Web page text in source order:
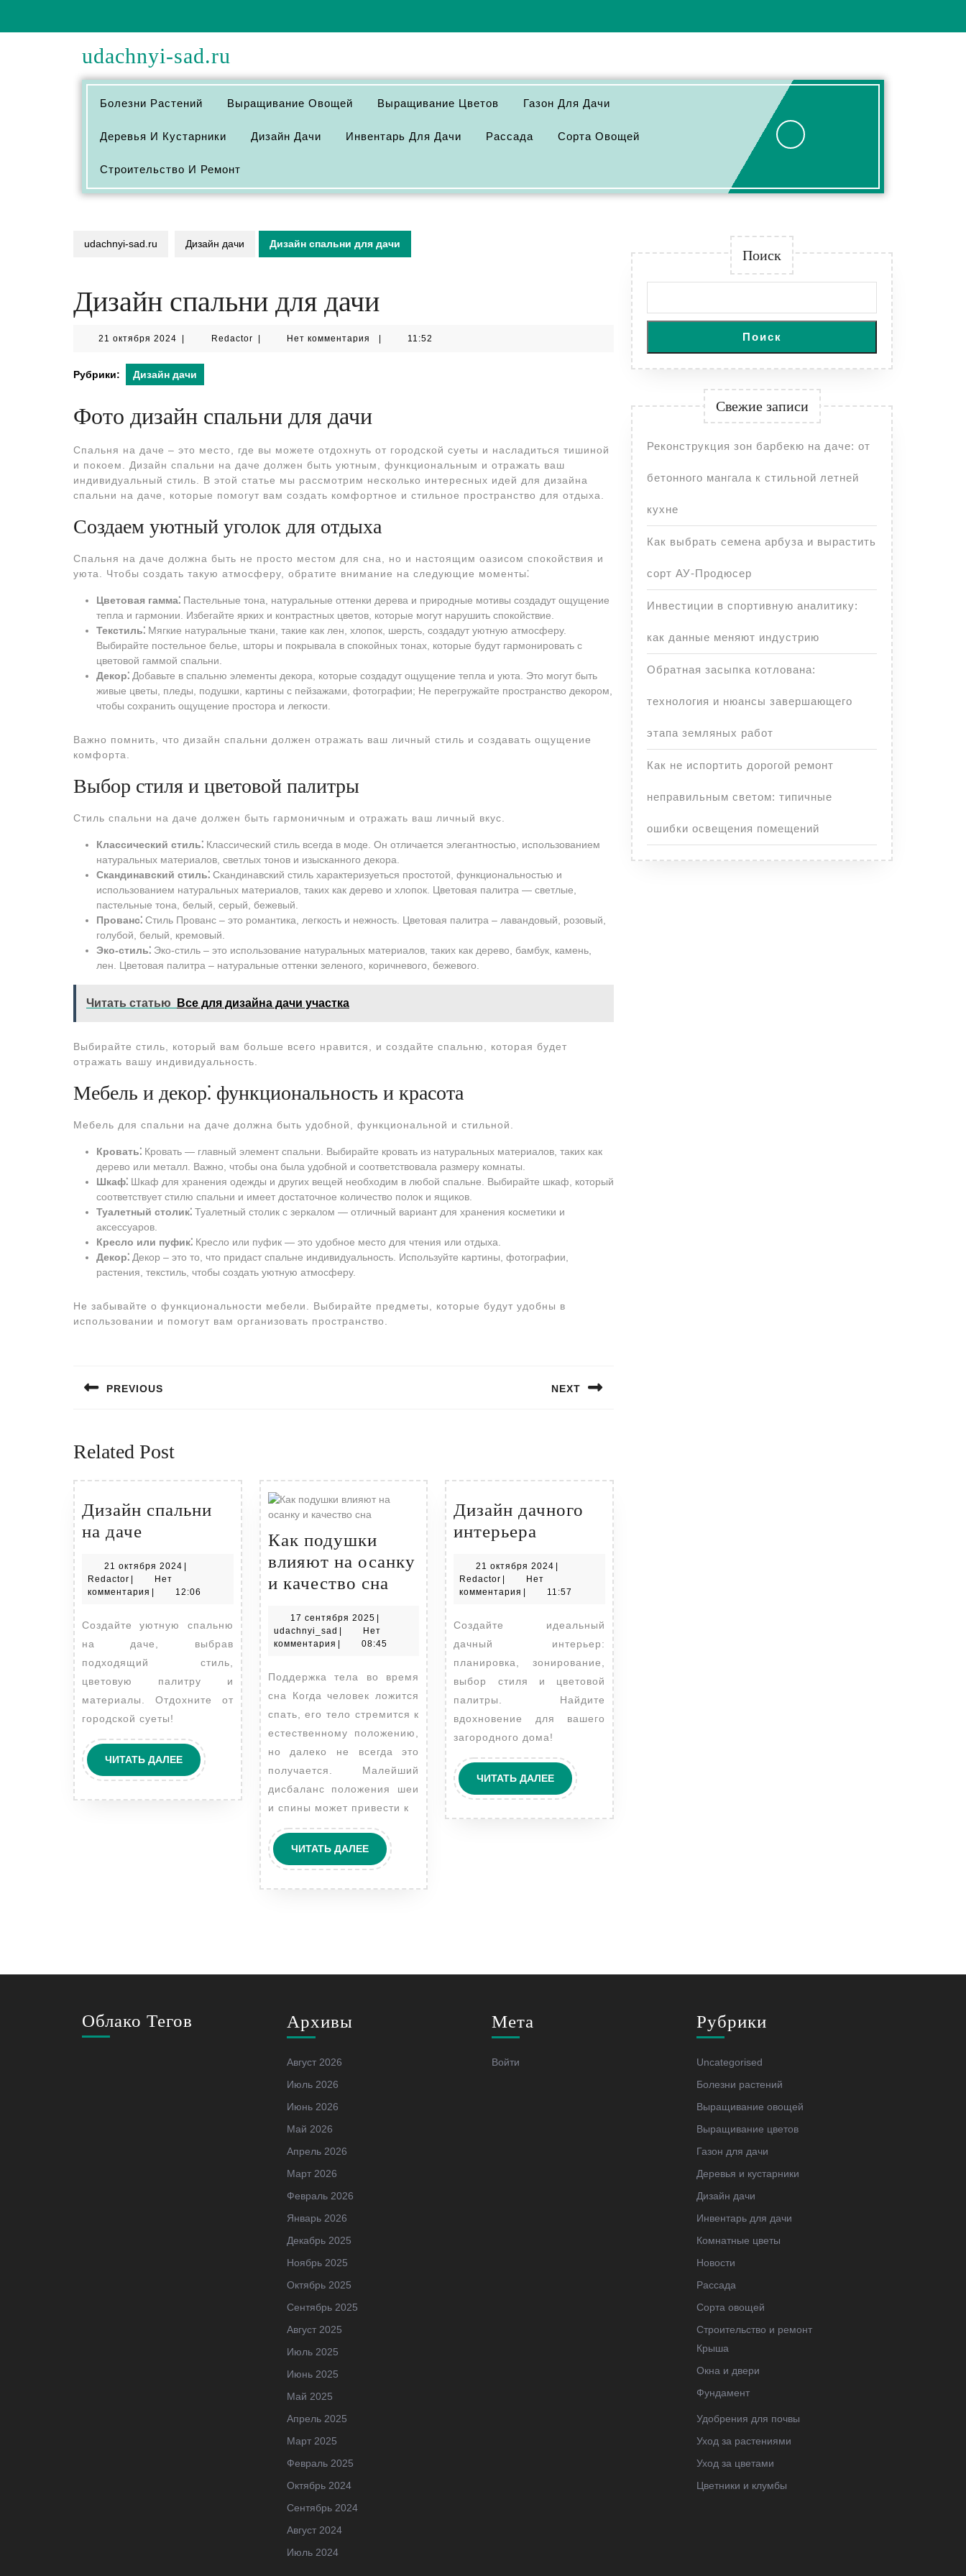
udachnyi-sad.ru
Болезни Растений Выращивание Овощей Выращивание Цветов Газон Для Дачи
Деревья И Кустарники Дизайн Дачи Инвентарь Для Дачи Рассада Сорта Овощей
Строительство И Ремонт
udachnyi-sad.ru Дизайн дачи Дизайн спальни для дачи
Дизайн спальни для дачи
21 октября 2024 21
2024
RedactorRedactorНет комментария 11:52
Рубрики: Дизайн дачи
Фото дизайн спальни для дачи
Спальня на даче – это место, где вы можете отдохнуть от городской суеты и насладиться тишиной
и покоем. Дизайн спальни на даче должен быть уютным, функциональным и отражать ваш
индивидуальный стиль. В этой статье мы рассмотрим несколько интересных идей для дизайна
спальни на даче, которые помогут вам создать комфортное и стильное пространство для отдыха.
Создаем уютный уголок для отдыха
Спальня на даче должна быть не просто местом для сна, но и настоящим оазисом спокойствия и
уюта. Чтобы создать такую атмосферу, обратите внимание на следующие моменты⁚
Цветовая гамма⁚ Пастельные тона, натуральные оттенки дерева и природные мотивы создадут ощущение
тепла и гармонии. Избегайте ярких и контрастных цветов, которые могут нарушить спокойствие.
Текстиль⁚ Мягкие натуральные ткани, такие как лен, хлопок, шерсть, создадут уютную атмосферу.
Выбирайте постельное белье, шторы и покрывала в спокойных тонах, которые будут гармонировать с
цветовой гаммой спальни.
Декор⁚ Добавьте в спальню элементы декора, которые создадут ощущение тепла и уюта. Это могут быть
живые цветы, пледы, подушки, картины с пейзажами, фотографии; Не перегружайте пространство декором,
чтобы сохранить ощущение простора и легкости.
Важно помнить, что дизайн спальни должен отражать ваш личный стиль и создавать ощущение
комфорта.
Выбор стиля и цветовой палитры
Стиль спальни на даче должен быть гармоничным и отражать ваш личный вкус.
Классический стиль⁚ Классический стиль всегда в моде. Он отличается элегантностью, использованием
натуральных материалов, светлых тонов и изысканного декора.
Скандинавский стиль⁚ Скандинавский стиль характеризуеться простотой, функциональностью и
использованием натуральных материалов, таких как дерево и хлопок. Цветовая палитра ― светлые,
пастельные тона, белый, серый, бежевый.
Прованс⁚ Стиль Прованс ‒ это романтика, легкость и нежность. Цветовая палитра ‒ лавандовый, розовый,
голубой, белый, кремовый.
Эко-стиль⁚ Эко-стиль ‒ это использование натуральных материалов, таких как дерево, бамбук, камень,
лен. Цветовая палитра ‒ натуральные оттенки зеленого, коричневого, бежевого.
Читать статью Все для дизайна дачи участка
Выбирайте стиль, который вам больше всего нравится, и создайте спальню, которая будет
отражать вашу индивидуальность.
Мебель и декор⁚ функциональность и красота
Мебель для спальни на даче должна быть удобной, функциональной и стильной.
Кровать⁚ Кровать ― главный элемент спальни. Выбирайте кровать из натуральных материалов, таких как
дерево или металл. Важно, чтобы она была удобной и соответствовала размеру комнаты.
Шкаф⁚ Шкаф для хранения одежды и других вещей необходим в любой спальне. Выбирайте шкаф, который
соответствует стилю спальни и имеет достаточное количество полок и ящиков.
Туалетный столик⁚ Туалетный столик с зеркалом ― отличный вариант для хранения косметики и
аксессуаров.
Кресло или пуфик⁚ Кресло или пуфик ― это удобное место для чтения или отдыха.
Декор⁚ Декор ‒ это то, что придаст спальне индивидуальность. Используйте картины, фотографии,
растения, текстиль, чтобы создать уютную атмосферу.
Не забывайте о функциональности мебели. Выбирайте предметы, которые будут удобны в
использовании и помогут вам организовать пространство.
по
PREVIOUS NEXT
Related Post
Дизайн спальни
на даче
на
даче
21 октября 2024 21
2024
|
Redactor Redactor
|
Нет
комментария | 12:06
Создайте уютную спальню
на даче, выбрав
подходящий стиль,
цветовую палитру и
материалы. Отдохните от
городской суеты!
ЧИТАТЬ ДАЛЕЕЧИТАТЬ
ДАЛЕЕ
Как подушки
влияют на осанку
и качество сна
подушки
влияют
осанку
и
качество
сна
17 сентября 202517
сентября
2025
|
udachnyi_sad udachnyi_sad
|
Нет
комментария | 08:45
Поддержка тела во время
сна Когда человек ложится
спать, его тело стремится к
естественному положению,
но далеко не всегда это
получается. Малейший
дисбаланс положения шеи
и спины может привести к
ЧИТАТЬ ДАЛЕЕЧИТАТЬ
ДАЛЕЕ
Дизайн дачного
интерьера
интерьера
21 октября 2024 21
2024
|
Redactor Redactor
|
Нет
комментария | 11:57
Создайте идеальный
дачный интерьер:
планировка, зонирование,
выбор стиля и цветовой
палитры. Найдите
вдохновение для вашего
загородного дома!
ЧИТАТЬ ДАЛЕЕЧИТАТЬ
ДАЛЕЕ
Поиск
Поиск
Свежие записи
Реконструкция зон барбекю на даче: от
бетонного мангала к стильной летней
кухне
Как выбрать семена арбуза и вырастить
сорт АУ-Продюсер
Инвестиции в спортивную аналитику:
как данные меняют индустрию
Обратная засыпка котлована:
технология и нюансы завершающего
этапа земляных работ
Как не испортить дорогой ремонт
неправильным светом: типичные
ошибки освещения помещений
Облако Тегов Архивы
Август 2026
Июль 2026
Июнь 2026
Май 2026
Апрель 2026
Март 2026
Февраль 2026
Январь 2026
Декабрь 2025
Ноябрь 2025
Октябрь 2025
Сентябрь 2025
Август 2025
Июль 2025
Июнь 2025
Май 2025
Апрель 2025
Март 2025
Февраль 2025
Октябрь 2024
Сентябрь 2024
Август 2024
Июль 2024
Мета
Войти
Рубрики
Uncategorised
Болезни растений
Выращивание овощей
Выращивание цветов
Газон для дачи
Деревья и кустарники
Дизайн дачи
Инвентарь для дачи
Комнатные цветы
Новости
Рассада
Сорта овощей
Строительство и ремонт
Крыша
Окна и двери
Фундамент
Удобрения для почвы
Уход за растениями
Уход за цветами
Цветники и клумбы